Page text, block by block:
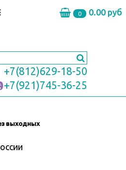
0 0.00 руб
+7(812)629-18-50
+7(921)745-36-25
выходных